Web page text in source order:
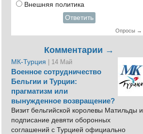
Внешняя политика
Ответить
Опросы →
Комментарии →
МК-Турция | 14 Май
Военное сотрудничество
Бельгии и Турции:
прагматизм или
вынужденное возвращение?
Визит бельгийской королевы Матильды и
подписание девяти оборонных
соглашений с Турцией официально